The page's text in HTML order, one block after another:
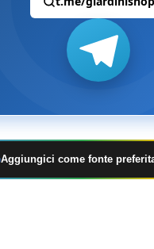
Aggiungici come fonte